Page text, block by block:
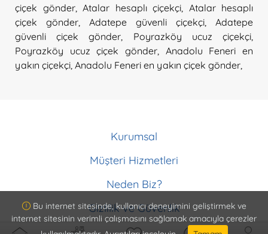
çiçek gönder, Atalar hesaplı çiçekçi
Atalar hesaplı
çiçek gönder
Adatepe güvenli çiçekçi
Adatepe
güvenli çiçek gönder
Poyrazköy ucuz çiçekçi
Poyrazköy ucuz çiçek gönder
Anadolu Feneri en
yakın çiçekçi Anadolu Feneri en yakın çiçek gönder
Kurumsal
Ödeme Metodları
Memnuniyet Garantisi
Müşteri Hizmetleri
Müşteri Hizmetleri
İptal ve İade Koşulları
Sipariş Takip
Neden Biz?
ISO9001 Güvencesi
Vazo Ömrü Garantisi
Detaylı Ürün Bilgisi
Gizlilik ve Güvenlik
Gizlilik ve Güvenlik
Bu internet sitesinde, kullanıcı deneyimini geliştirmek ve
internet sitesinin verimli çalışmasını sağlamak amacıyla çerezler